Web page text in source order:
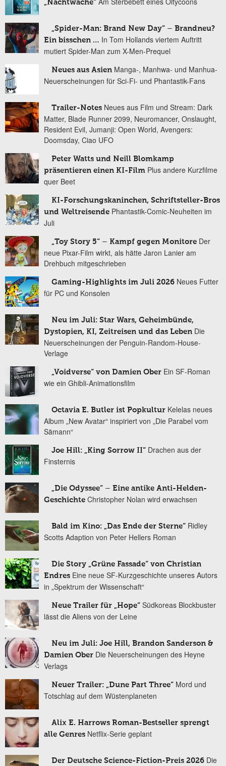
„Nachtwache“
„Spider-Man: Brand New Day“ – Brandneu?
Ein bisschen … In Tom Hollands viertem Auftritt
mutiert Spider-Man zum X-Men-Prequel
Neues aus Asien Manga-, Manhwa- und Manhua-
Neuerscheinungen für Sci-Fi- und Phantastik-Fans
Trailer-Notes Neues aus Film und Stream: Dark
Matter, Blade Runner 2099, Neuromancer, Onslaught,
Resident Evil, Jumanji: Open World, Avengers:
Doomsday, Ciao UFO
Peter Watts und Neill Blomkamp
präsentieren einen KI-Film Plus andere Kurzfilme
quer Beet
KI-Forschungskaninchen, Schriftsteller-Bros
und Weltreisende Phantastik-Comic-Neuheiten im
Juli
„Toy Story 5“ – Kampf gegen Monitore Der
neue Pixar-Film wirkt, als hätte Jaron Lanier am
Drehbuch mitgeschrieben
Gaming-Highlights im Juli 2026 Neues Futter
für PC und Konsolen
Neu im Juli: Star Wars, Geheimbünde,
Dystopien, KI, Zeitreisen und das Leben Die
Neuerscheinungen der Penguin-Random-House-
Verlage
„Voidverse“ von Damien Ober Ein SF-Roman
wie ein Ghibli-Animationsfilm
Octavia E. Butler ist Popkultur Kelelas neues
Album „New Avatar“ inspiriert von „Die Parabel vom
Sämann“
Joe Hill: „King Sorrow II“ Drachen aus der
Finsternis
„Die Odyssee“ – Eine antike Anti-Helden-
Geschichte Christopher Nolan wird erwachsen
Bald im Kino: „Das Ende der Sterne“ Ridley
Scotts Adaption von Peter Hellers Roman
Die Story „Grüne Fassade“ von Christian
Endres Eine neue SF-Kurzgeschichte unseres Autors
in „Spektrum der Wissenschaft“
Neue Trailer für „Hope“ Südkoreas Blockbuster
lässt die Aliens von der Leine
Neu im Juli: Joe Hill, Brandon Sanderson &
Damien Ober Die Neuerscheinungen des Heyne
Verlags
Neuer Trailer: „Dune Part Three“ Mord und
Totschlag auf dem Wüstenplaneten
Alix E. Harrows Roman-Bestseller sprengt
alle Genres Netflix-Serie geplant
Der Deutsche Science-Fiction-Preis 2026 Die